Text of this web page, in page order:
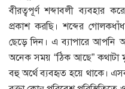
বীরত্বপূর্ণ শব্দাবলী ব্যবহার
প্রকাশ করছি। শব্দের
ছেড়ে দিন। এ ব্যাপারে আপনি
অনেক সময় “ঠিক আছে” কথাটা
বহু অর্থে ব্যবহৃত হয়ে থাকে।